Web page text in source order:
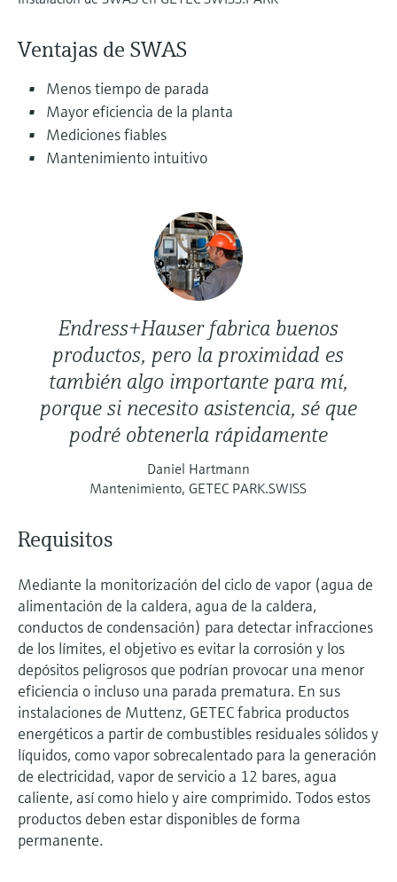
Visor de dispositivos
Encuentre información y documentación
Buscador de repuestos
Encuentre repuestos por raíz del producto,
código de pedido o número de serie
Medición de nivel por barrera de
microondas
Level measurement with pressure
microondas
Memosens technology
Ver todos
para una toma de decisiones más
Ventajas de SWAS
Menos tiempo de parada
Mayor eficiencia de la planta
Mediciones fiables
Mantenimiento intuitivo
Endress+Hauser fabrica buenos
productos, pero la proximidad es
también algo importante para mí,
porque si necesito asistencia, sé que
podré obtenerla rápidamente
Daniel Hartmann
Mantenimiento, GETEC PARK.SWISS
Requisitos
Mediante la monitorización del ciclo de vapor (agua de
alimentación de la caldera, agua de la caldera,
conductos de condensación) para detectar infracciones
de los límites, el objetivo es evitar la corrosión y los
depósitos peligrosos que podrían provocar una menor
eficiencia o incluso una parada prematura. En sus
instalaciones de Muttenz, GETEC fabrica productos
energéticos a partir de combustibles residuales sólidos y
líquidos, como vapor sobrecalentado para la generación
de electricidad, vapor de servicio a 12 bares, agua
caliente, así como hielo y aire comprimido. Todos estos
productos deben estar disponibles de forma
permanente.